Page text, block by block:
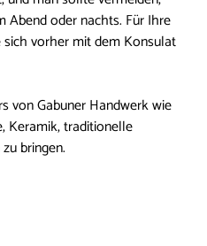
Abend oder nachts. Für Ihre
sich vorher mit dem Konsulat
von Gabuner Handwerk wie
Keramik, traditionelle
bringen.